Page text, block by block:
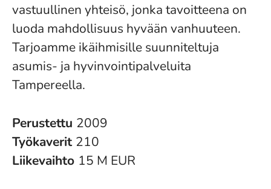
vastuullinen yhteisö, jonka tavoitteena on
luoda mahdollisuus hyvään vanhuuteen.
Tarjoamme ikäihmisille suunniteltuja
asumis- ja hyvinvointipalveluita
Tampereella.
Perustettu 2009
Työkaverit 210
Liikevaihto 15 M EUR